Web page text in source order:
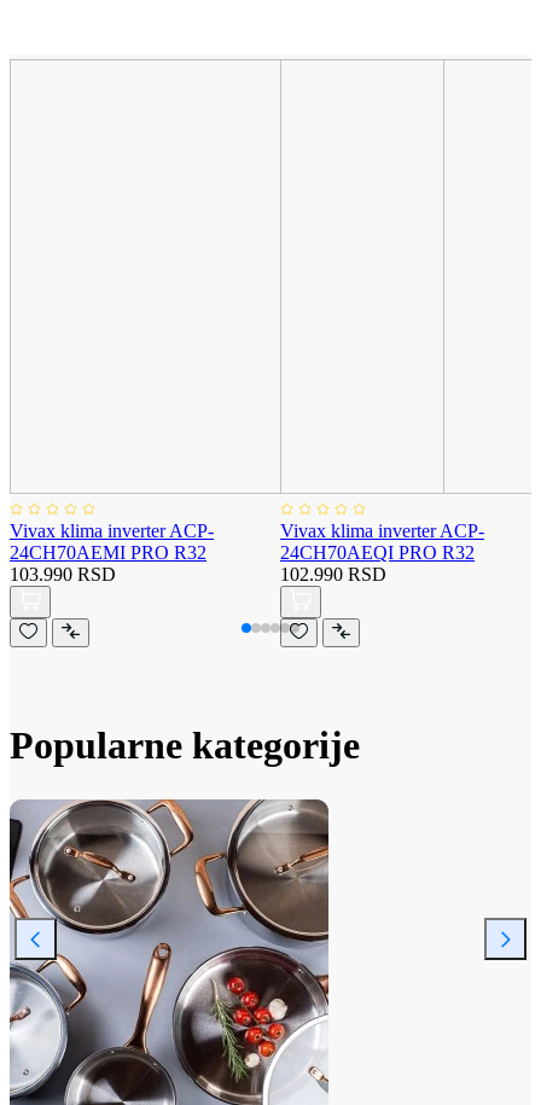
Vivax klima inverter ACP-
24CH70AEMI PRO R32
103.990 RSD
Vivax klima inverter ACP-
24CH70AEQI PRO R32
102.990 RSD
Popularne kategorije